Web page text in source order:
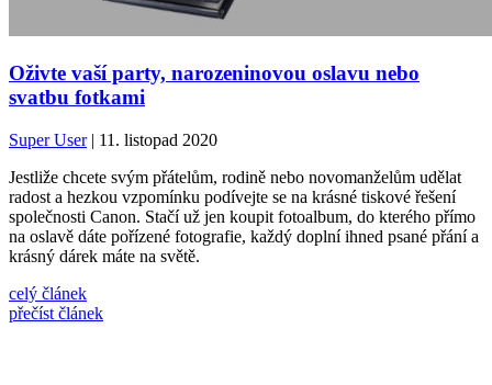
Oživte vaší party, narozeninovou oslavu nebo
svatbu fotkami
Super User| 11. listopad 2020
Jestliže chcete svým přátelům, rodině nebo novomanželům udělat
radost a hezkou vzpomínku podívejte se na krásné tiskové řešení
společnosti Canon. Stačí už jen koupit fotoalbum, do kterého přímo
na oslavě dáte pořízené fotografie, každý doplní ihned psané přání a
krásný dárek máte na světě.
celý článek
přečíst článek